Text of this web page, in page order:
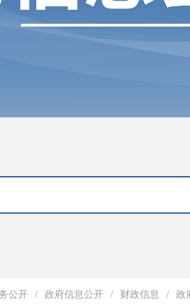
公开 / 政府信息公开 / 财政信息 / 政